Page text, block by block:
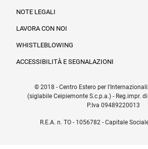
NOTE LEGALI
LAVORA CON NOI
WHISTLEBLOWING
ACCESSIBILITÀ E SEGNALAZIONI
© 2018 - Centro Estero per
(siglabile Ceipiemonte S.c.p.a.) - Reg.impr.
P.Iva 09489220013
R.E.A. n. TO - 1056782 - Capitale